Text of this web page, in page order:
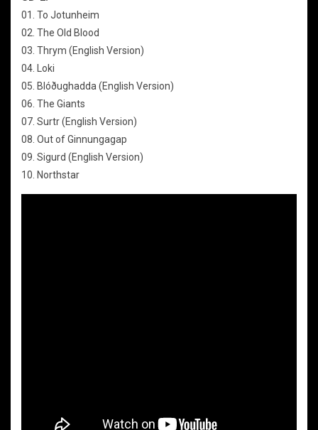
01. To Jotunheim
02. The Old Blood
03. Thrym (English Version)
04. Loki
05. Blóðughadda (English Version)
06. The Giants
07. Surtr (English Version)
08. Out of Ginnungagap
09. Sigurd (English Version)
10. Northstar